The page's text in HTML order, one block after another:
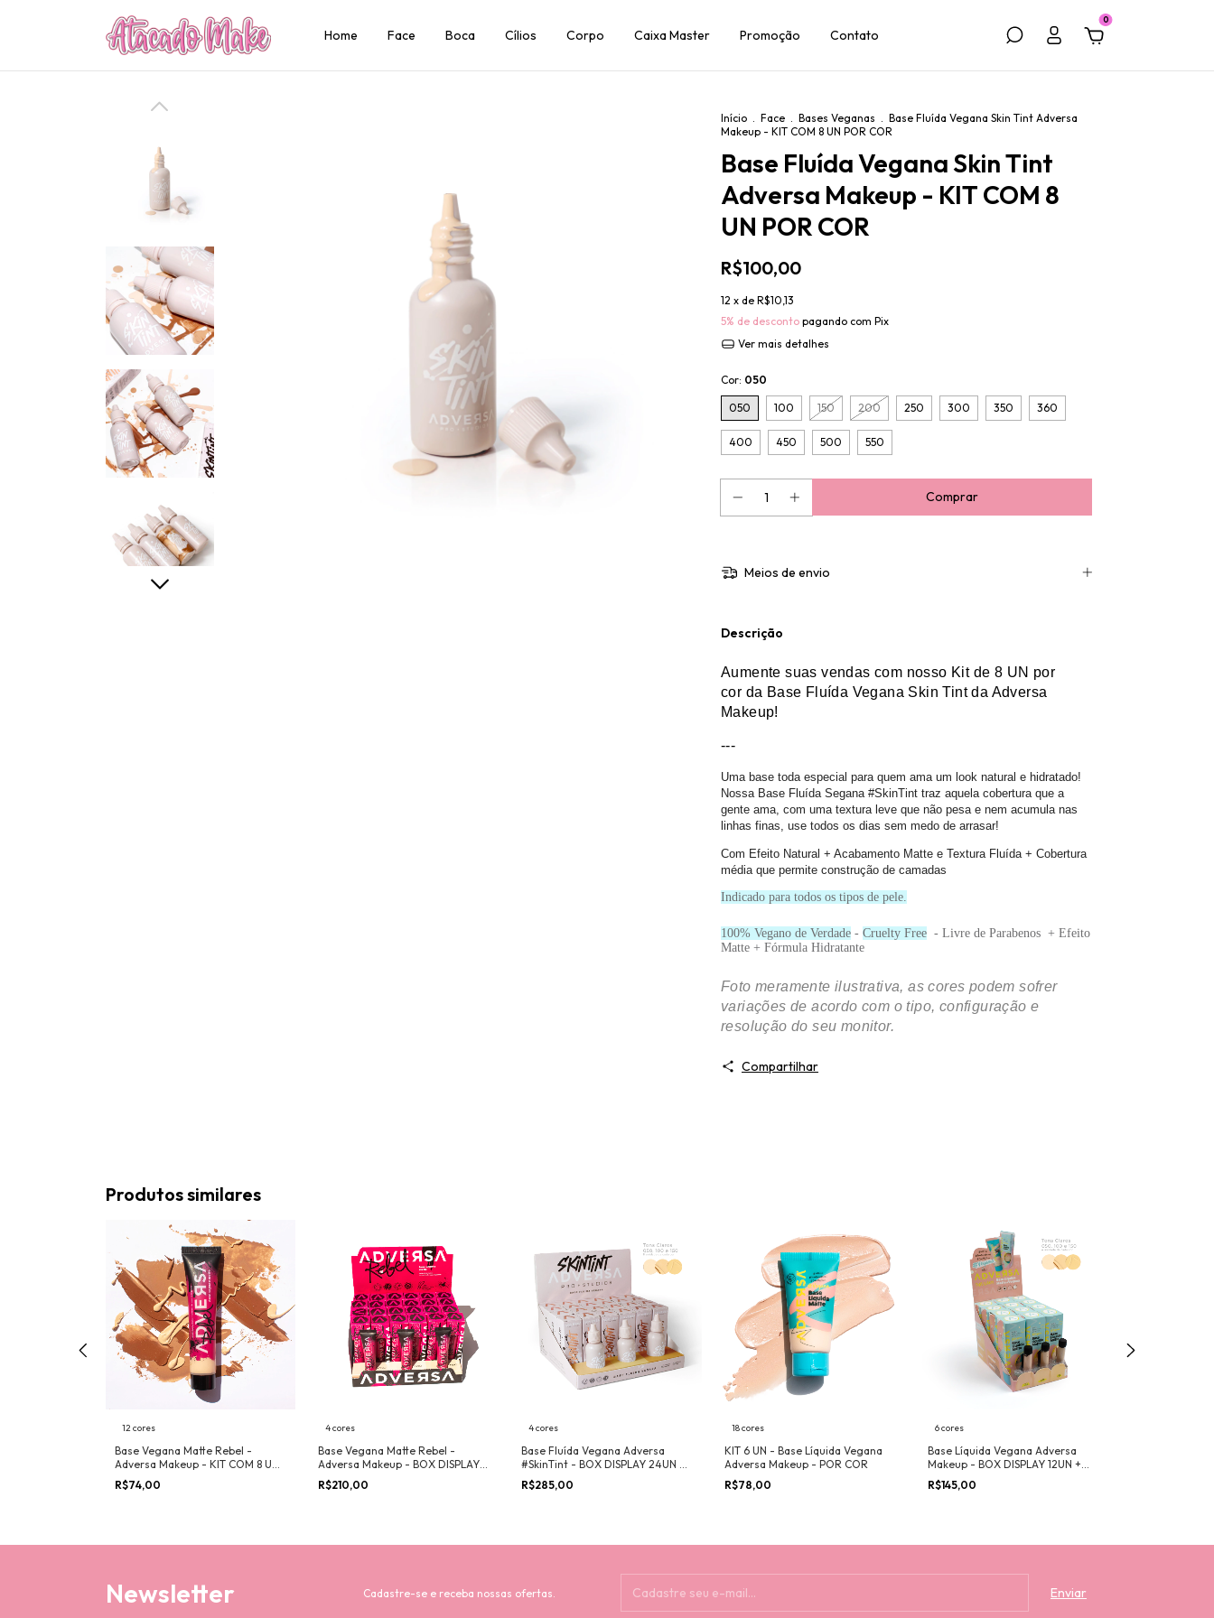
Home Face Boca Cílios Corpo Caixa Master Promoção Contato
0
Início . Face . Bases Veganas . Base Fluída Vegana Skin Tint Adversa
Makeup - KIT COM 8 UN POR COR
Base Fluída Vegana Skin Tint
Adversa Makeup - KIT COM 8
UN POR COR
R$100,00
12 x de R$10,13
5% de desconto pagando com Pix
Ver mais detalhes
Cor: 050
050 100 150 200 250 300 350 360
400 450 500 550
Meios de envio
Descrição
Aumente suas vendas com nosso Kit de 8 UN por
cor da Base Fluída Vegana Skin Tint da Adversa
Makeup!
---
Uma base toda especial para quem ama um look natural e hidratado!
Nossa Base Fluída Segana #SkinTint traz aquela cobertura que a
gente ama, com uma textura leve que não pesa e nem acumula nas
linhas finas, use todos os dias sem medo de arrasar!
Com Efeito Natural + Acabamento Matte e Textura Fluída + Cobertura
média que permite construção de camadas
Indicado para todos os tipos de pele.
100% Vegano de Verdade - Cruelty Free - Livre de Parabenos + Efeito
Matte + Fórmula Hidratante
Foto meramente ilustrativa, as cores podem sofrer
variações de acordo com o tipo, configuração e
resolução do seu monitor.
Compartilhar
Produtos similares
12 cores
Base Vegana Matte Rebel -
Adversa Makeup - KIT COM 8 UN
POR COR
R$74,00
4 cores
Base Vegana Matte Rebel -
Adversa Makeup - BOX DISPLAY
24UN + PROVADOR
R$210,00
4 cores
Base Fluída Vegana Adversa
#SkinTint - BOX DISPLAY 24UN +
PROVADOR
R$285,00
18 cores
KIT 6 UN - Base Líquida Vegana
Adversa Makeup - POR COR
R$78,00
6 cores
Base Líquida Vegana Adversa
Makeup - BOX DISPLAY 12UN +
Provadores
R$145,00
Newsletter Cadastre-se e receba nossas ofertas.